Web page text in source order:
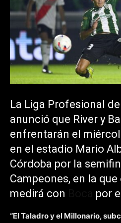
La Liga Profesional
anunció que River y
enfrentarán el
en el estadio Mario
Córdoba por la
Campeones, en la
medirá con
por
“El Taladro y el Millonario,